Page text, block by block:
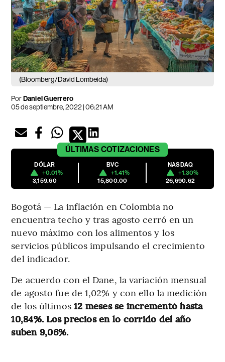
(Bloomberg/David Lombeida)
PorDaniel Guerrero
05 de septiembre, 2022 | 06:21 AM
ÚLTIMAS COTIZACIONES
DÓLAR
+0.01%
3,159.60
BVC
+1.41%
15,800.00
NASDAQ
+1.30%
26,690.62
Bogotá — La inflación en Colombia no
encuentra techo y tras agosto cerró en un
nuevo máximo con los alimentos y los
servicios públicos impulsando el crecimiento
del indicador.
De acuerdo con el Dane, la variación mensual
de agosto fue de 1,02% y con ello la medición
de los últimos 12 meses se incrementó hasta
10,84%. Los precios en lo corrido del año
suben 9,06%.